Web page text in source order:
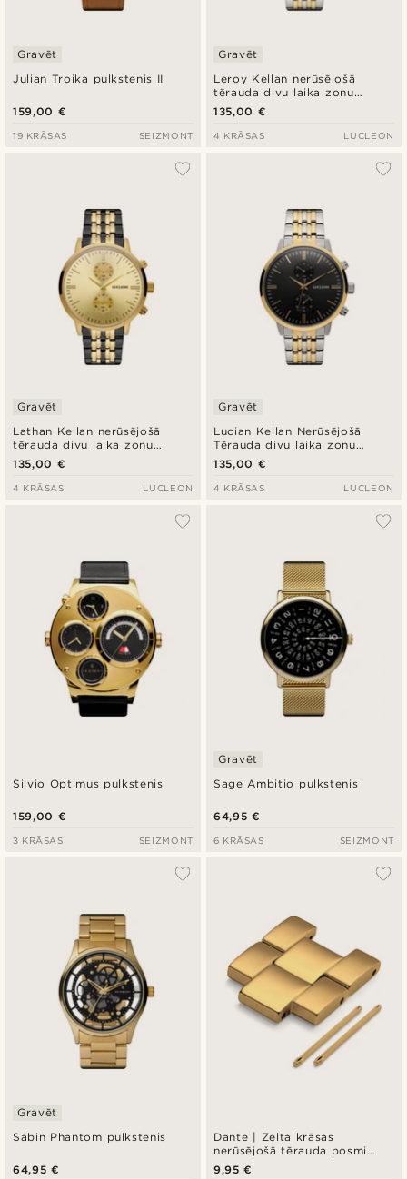
Julian Troika pulkstenis II
Gravēt
159,00 €
19 KRĀSAS SEIZMONT
Leroy Kellan nerūsējošā
tērauda divu laika zonu
pulkstenis
Gravēt
135,00 €
4 KRĀSAS LUCLEON
Lathan Kellan nerūsējošā
tērauda divu laika zonu
pulkstenis
Gravēt
135,00 €
4 KRĀSAS LUCLEON
Lucian Kellan Nerūsējošā
Tērauda divu laika zonu
pulkstenis
Gravēt
135,00 €
4 KRĀSAS LUCLEON
Silvio Optimus pulkstenis
159,00 €
3 KRĀSAS SEIZMONT
Sage Ambitio pulkstenis
Gravēt
64,95 €
6 KRĀSAS SEIZMONT
Sabin Phantom pulkstenis
Gravēt
64,95 €
Dante | Zelta krāsas
nerūsējošā tērauda posmi
Dante pulksteņa siksniņām
9,95 €